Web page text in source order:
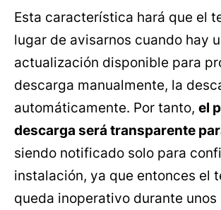
Esta característica hará que el
lugar de avisarnos cuando hay
actualización disponible para
descarga manualmente, la
automáticamente. Por tanto, el
descarga será transparente
siendo notificado solo para
instalación, ya que entonces el
queda inoperativo durante unos